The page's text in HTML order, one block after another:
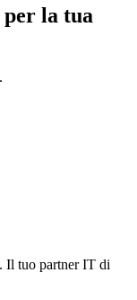
per la tua
Il tuo partner IT di